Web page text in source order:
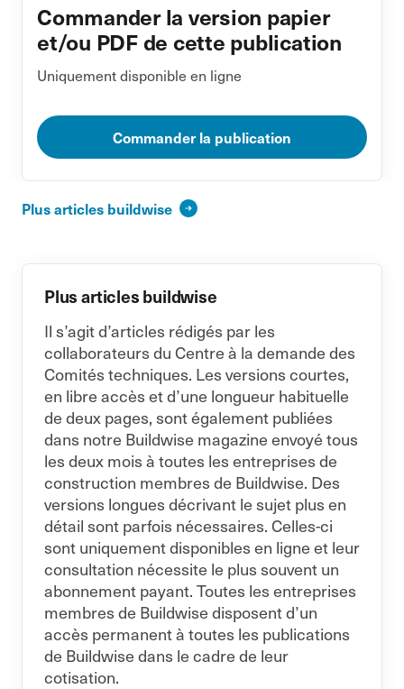
Commander la version papier
et/ou PDF de cette publication
Uniquement disponible en ligne
Commander la publication
Plus articles buildwise
Plus articles buildwise
Il s’agit d’articles rédigés par les
collaborateurs du Centre à la demande des
Comités techniques. Les versions courtes,
en libre accès et d’une longueur habituelle
de deux pages, sont également publiées
dans notre Buildwise magazine envoyé tous
les deux mois à toutes les entreprises de
construction membres de Buildwise. Des
versions longues décrivant le sujet plus en
détail sont parfois nécessaires. Celles-ci
sont uniquement disponibles en ligne et leur
consultation nécessite le plus souvent un
abonnement payant. Toutes les entreprises
membres de Buildwise disposent d’un
accès permanent à toutes les publications
de Buildwise dans le cadre de leur
cotisation.